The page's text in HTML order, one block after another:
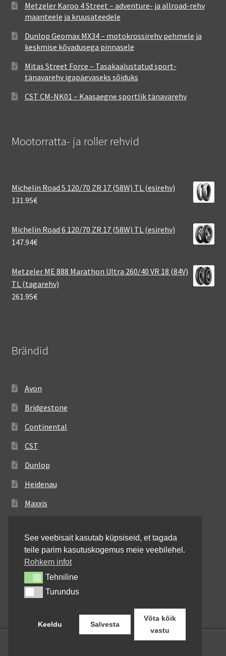
Metzeler Karoo 4 Street – adventure- ja allroad-rehv
maanteele ja kruusateedele
Dunlop Geomax MX34 – motokrossirehv pehmele ja
keskmise kõvadusega pinnasele
Mitas Street Force – Tasakaalustatud sport-
tänavarehv igapäevaseks sõiduks
CST CM-NK01 – Kaasaegne sportlik tänavarehv
Mootorratta- ja roller rehvid
Michelin Road 5 120/70 ZR 17 (58W) TL (esirehv)
131.95€
Michelin Road 6 120/70 ZR 17 (58W) TL (esirehv)
147.94€
Metzeler ME 888 Marathon Ultra 260/40 VR 18 (84V)
TL (tagarehv)
261.95€
Brändid
Avon
Bridgestone
Continental
CST
Dunlop
Heidenau
Maxxis
Michelin
Mitas
Pirelli
Shinko
See veebisait kasutab küpsiseid, et tagada
teile parim kasutuskogemus meie veebilehel.
Rohkem infot
TehnilineTehniline
TurundusTurundus
Keeldu Salvesta
Võta kõik
vastu